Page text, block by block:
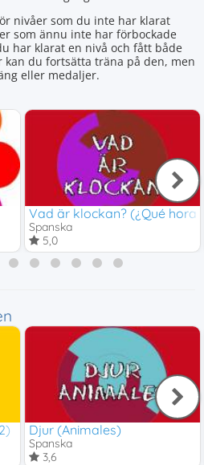
nivåer som du inte har klarat
som ännu inte har förbockade
har klarat en nivå och fått både
kan du fortsätta träna på den, men
eller medaljer.
Vad är klockan? (¿Qué hora
Spanska
5,0
Djur (Animales)
Spanska
3,6